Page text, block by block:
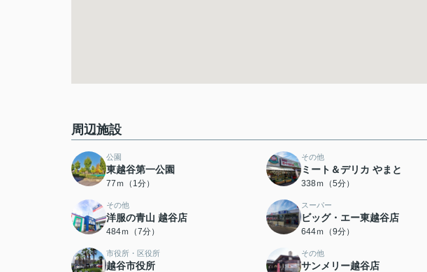
周辺施設
公園
東越谷第一公園
77ｍ（1分）
その他
ミート＆デリカ やまと
338ｍ（5分）
その他
洋服の青山 越谷店
484ｍ（7分）
スーパー
ビッグ・エー東越谷店
644ｍ（9分）
市役所・区役所
越谷市役所
その他
サンメリー越谷店